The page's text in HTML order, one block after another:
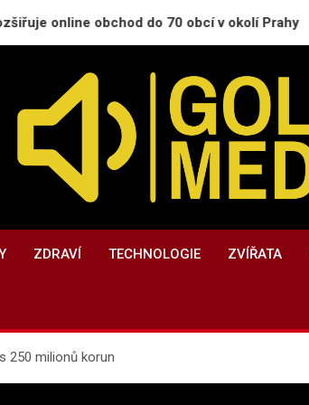
obchod do 70 obcí v okolí Prahy
GoldMedia.cz
ZDRAVÍ TECHNOLOGIE ZVÍŘATA
250 milionů korun